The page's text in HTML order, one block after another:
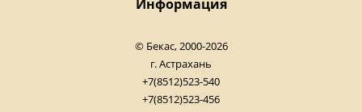
Информация
© Бекас, 2000-2026
г. Астрахань
+7(8512)523-540
+7(8512)523-456